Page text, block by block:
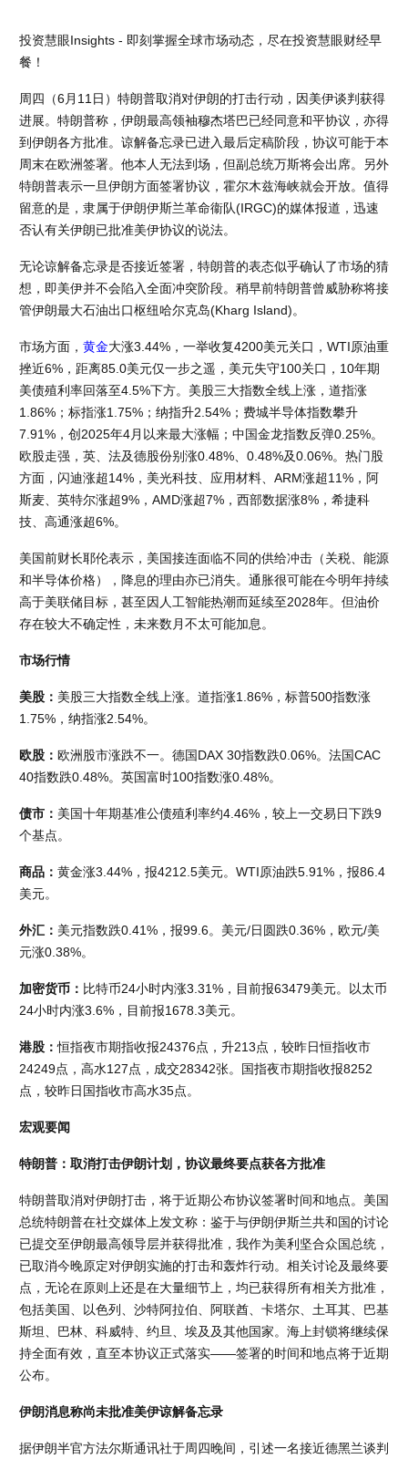
投资慧眼Insights - 即刻掌握全球市场动态，尽在投资慧眼财经早
餐！
周四（6月11日）特朗普取消对伊朗的打击行动，因美伊谈判获得
进展。特朗普称，伊朗最高领袖穆杰塔巴已经同意和平协议，亦得
到伊朗各方批准。谅解备忘录已进入最后定稿阶段，协议可能于本
周末在欧洲签署。他本人无法到场，但副总统万斯将会出席。另外
特朗普表示一旦伊朗方面签署协议，霍尔木兹海峡就会开放。值得
留意的是，隶属于伊朗伊斯兰革命衞队(IRGC)的媒体报道，迅速
否认有关伊朗已批准美伊协议的说法。
无论谅解备忘录是否接近签署，特朗普的表态似乎确认了市场的猜
想，即美伊并不会陷入全面冲突阶段。稍早前特朗普曾威胁称将接
管伊朗最大石油出口枢纽哈尔克岛(Kharg Island)。
市场方面， 黄金大涨3.44%，一举收复4200美元关口，WTI原油重
挫近6%，距离85.0美元仅一步之遥，美元失守100关口，10年期
美债殖利率回落至4.5%下方。美股三大指数全线上涨，道指涨
1.86%；标指涨1.75%；纳指升2.54%；费城半导体指数攀升
7.91%，创2025年4月以来最大涨幅；中国金龙指数反弹0.25%。
欧股走强，英、法及德股份别涨0.48%、0.48%及0.06%。热门股
方面，闪迪涨超14%，美光科技、应用材料、ARM涨超11%，阿
斯麦、英特尔涨超9%，AMD涨超7%，西部数据涨8%，希捷科
技、高通涨超6%。
美国前财长耶伦表示，美国接连面临不同的供给冲击（关税、能源
和半导体价格），降息的理由亦已消失。通胀很可能在今明年持续
高于美联储目标，甚至因人工智能热潮而延续至2028年。但油价
存在较大不确定性，未来数月不太可能加息。
市场行情
美股： 美股三大指数全线上涨。道指涨1.86%，标普500指数涨
1.75%，纳指涨2.54%。
欧股： 欧洲股市涨跌不一。德国DAX 30指数跌0.06%。法国CAC
40指数跌0.48%。英国富时100指数涨0.48%。
债市： 美国十年期基准公债殖利率约4.46%，较上一交易日下跌9
个基点。
商品： 黄金涨3.44%，报4212.5美元。WTI原油跌5.91%，报86.4
美元。
外汇： 美元指数跌0.41%，报99.6。美元/日圆跌0.36%，欧元/美
元涨0.38%。
加密货币： 比特币24小时内涨3.31%，目前报63479美元。以太币
24小时内涨3.6%，目前报1678.3美元。
港股：恒指夜市期指收报24376点，升213点，较昨日恒指收市
24249点，高水127点，成交28342张。国指夜市期指收报8252
点，较昨日国指收市高水35点。
宏观要闻
特朗普：取消打击伊朗计划，协议最终要点获各方批准
特朗普取消对伊朗打击，将于近期公布协议签署时间和地点。美国
总统特朗普在社交媒体上发文称：鉴于与伊朗伊斯兰共和国的讨论
已提交至伊朗最高领导层并获得批准，我作为美利坚合众国总统，
已取消今晚原定对伊朗实施的打击和轰炸行动。相关讨论及最终要
点，无论在原则上还是在大量细节上，均已获得所有相关方批准，
包括美国、以色列、沙特阿拉伯、阿联酋、卡塔尔、土耳其、巴基
斯坦、巴林、科威特、约旦、埃及及其他国家。海上封锁将继续保
持全面有效，直至本协议正式落实——签署的时间和地点将于近期
公布。
伊朗消息称尚未批准美伊谅解备忘录
据伊朗半官方法尔斯通讯社于周四晚间，引述一名接近德黑兰谈判